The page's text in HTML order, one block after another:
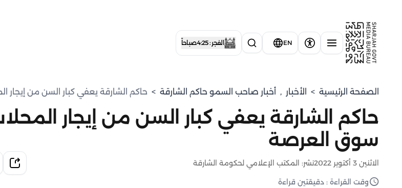
EN الفجر : 4:25 صباحاً
الصفحة الرئيسية > الأخبار , أخبار صاحب السمو حاكم الشارقة > حاكم الشارقة يعفي كبار السن من
حاكم الشارقة يعفي كبار السن من إيجار
سوق العرصة
الاثنين 3 أكتوبر 2022 نشر: المكتب الإعلامي لحكومة الشارقة
وقت القراءة : دقيقتين قراءة